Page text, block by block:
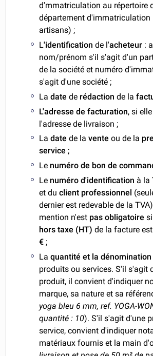
d'mmatriculation au répertoire
département d'immatriculation
artisans) ;
L'identification de l'acheteur :
nom/prénom s'il s'agit d'un
de la société et numéro
s'agit d'une société ;
Ladate de rédactionde la
L'adresse de facturation, si
l'adresse de livraison ;
Ladate de lavente ou de la
service ;
Le numéro de bon de
Le numéro d'identification à la
et duclient professionnel
dernier est redevable de la
mention n'est pas obligatoire
hors taxe (HT) de la facture est
€ ;
Laquantité et la dénomination
produits ou services. S'il s'agit
produit, il convient d'indiquer
marque, sa nature et sa
yoga bleu 6 mm, ref. YOGA-
quantité : 10). S'il s'agit d'une
service, convient d'indiquer
matériaux fournis et la main